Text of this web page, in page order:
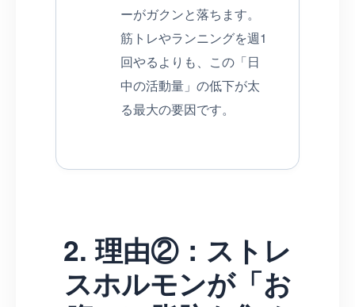
ーがガクンと落ちます。
筋トレやランニングを週1
回やるよりも、この「日
中の活動量」の低下が太
る最大の要因です。
2. 理由②：ストレ
スホルモンが「お